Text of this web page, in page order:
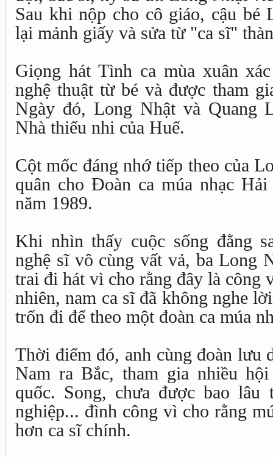
Sau khi nộp cho cô giáo, cậu bé
lại mảnh giấy và sửa từ "ca sĩ"
Giọng hát Tình ca mùa xuân
nghệ thuật từ bé và được tham
Ngày đó, Long Nhật và Quang
Nhà thiếu nhi của Huế.
Cột mốc đáng nhớ tiếp theo của
quân cho Đoàn ca múa nhạc
năm 1989.
Khi nhìn thấy cuộc sống đằng
nghệ sĩ vô cùng vất vả, ba Long
trai đi hát vì cho rằng đây là công
nhiên, nam ca sĩ đã không nghe
trốn đi để theo một đoàn ca múa
Thời điểm đó, anh cùng đoàn lưu
Nam ra Bắc, tham gia nhiều
quốc. Song, chưa được bao
nghiệp... đình công vì cho rằng
hơn ca sĩ chính.